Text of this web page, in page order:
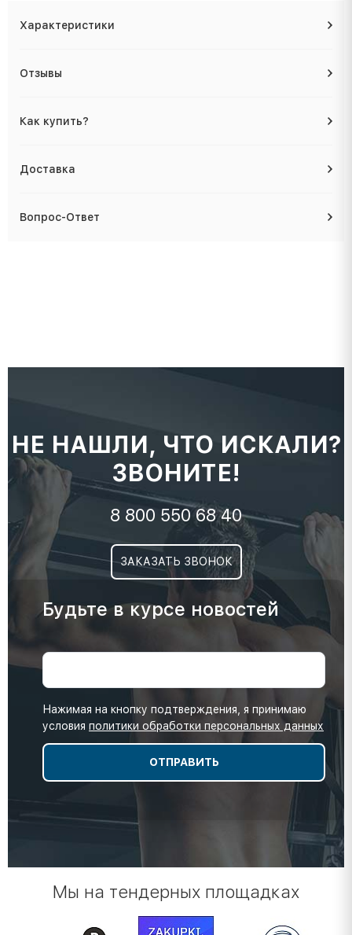
Характеристики
Отзывы
Как купить?
Доставка
Вопрос-Ответ
НЕ НАШЛИ, ЧТО ИСКАЛИ?
ЗВОНИТЕ!
8 800 550 68 40
ЗАКАЗАТЬ ЗВОНОК
Будьте в курсе новостей
Нажимая на кнопку подтверждения, я принимаю
условия политики обработки персональных данных
Мы на тендерных площадках